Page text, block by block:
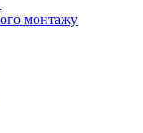
монтажу